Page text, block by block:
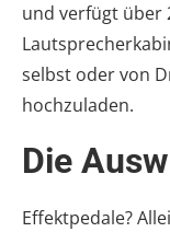
und verfügt über
selbst oder von
hochzuladen.
Die
Effektpedale?